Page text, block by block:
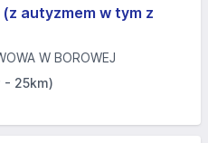
autyzmem w tym z
W BOROWEJ
- 25km)